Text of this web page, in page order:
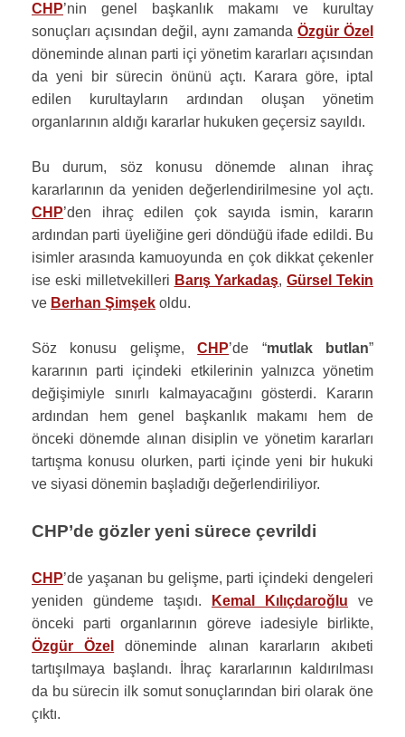
CHP’nin genel başkanlık makamı ve kurultay
sonuçları açısından değil, aynı zamanda Özgür Özel
döneminde alınan parti içi yönetim kararları açısından
da yeni bir sürecin önünü açtı. Karara göre, iptal
edilen kurultayların ardından oluşan yönetim
organlarının aldığı kararlar hukuken geçersiz sayıldı.
Bu durum, söz konusu dönemde alınan ihraç
kararlarının da yeniden değerlendirilmesine yol açtı.
CHP’den ihraç edilen çok sayıda ismin, kararın
ardından parti üyeliğine geri döndüğü ifade edildi. Bu
isimler arasında kamuoyunda en çok dikkat çekenler
ise eski milletvekilleri Barış Yarkadaş,Gürsel Tekin
ve Berhan Şimşek oldu.
Söz konusu gelişme,CHP’de “mutlak butlan”
kararının parti içindeki etkilerinin yalnızca yönetim
değişimiyle sınırlı kalmayacağını gösterdi. Kararın
ardından hem genel başkanlık makamı hem de
önceki dönemde alınan disiplin ve yönetim kararları
tartışma konusu olurken, parti içinde yeni bir hukuki
ve siyasi dönemin başladığı değerlendiriliyor.
CHP’de gözler yeni sürece çevrildi
CHP’de yaşanan bu gelişme, parti içindeki dengeleri
yeniden gündeme taşıdı.
Kemal Kılıçdaroğlu ve
önceki parti organlarının göreve iadesiyle birlikte,
Özgür Özel
döneminde alınan kararların akıbeti
tartışılmaya başlandı. İhraç kararlarının kaldırılması
da bu sürecin ilk somut sonuçlarından biri olarak öne
çıktı.